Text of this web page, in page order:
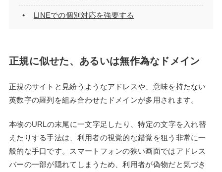
LINEでの個別対応を強要する
正規に似せた、あるいは無作為なドメイン
正規のサイトと見紛うようなアドレスや、意味を持たない
英数字の羅列を組み合わせたドメインが多用されます。
本物のURLの末尾に一文字足したり、特定の文字を入れ替
えたりする手法は、利用者の視覚的な錯覚を狙う非常に一
般的な手口です。スマートフォンの狭い画面ではアドレス
バーの一部が隠れてしまうため、利用者が偽物だと気づき